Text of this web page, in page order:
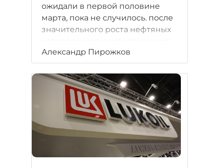
ожидали в первой половине
марта, пока не случилось. после
значительного роста нефтяных
в его необходимости.
Александр Пирожков